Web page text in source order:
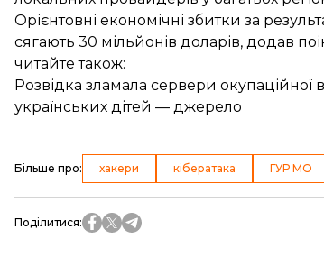
Орієнтовні економічні збитки за
сягають 30 мільйонів доларів, додав
читайте також:
Розвідка зламала сервери
українських дітей — джерело
Більше про: хакери кібератака ГУР МО
Поділитися: